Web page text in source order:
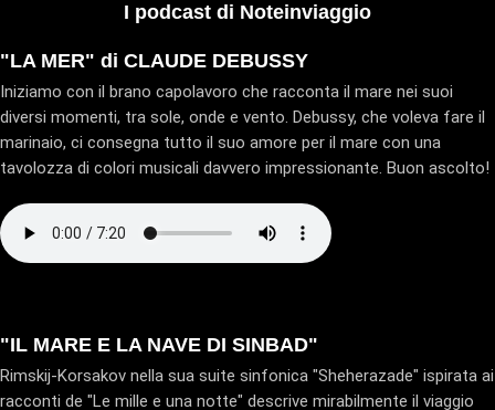
I podcast di Noteinviaggio
"LA MER" di CLAUDE DEBUSSY
Iniziamo con il brano capolavoro che racconta il mare nei suoi
diversi momenti, tra sole, onde e vento. Debussy, che voleva fare il
marinaio, ci consegna tutto il suo amore per il mare con una
tavolozza di colori musicali davvero impressionante. Buon ascolto!
"IL MARE E LA NAVE DI SINBAD"
Rimskij-Korsakov nella sua suite sinfonica "Sheherazade" ispirata ai
racconti de "Le mille e una notte" descrive mirabilmente il viaggio